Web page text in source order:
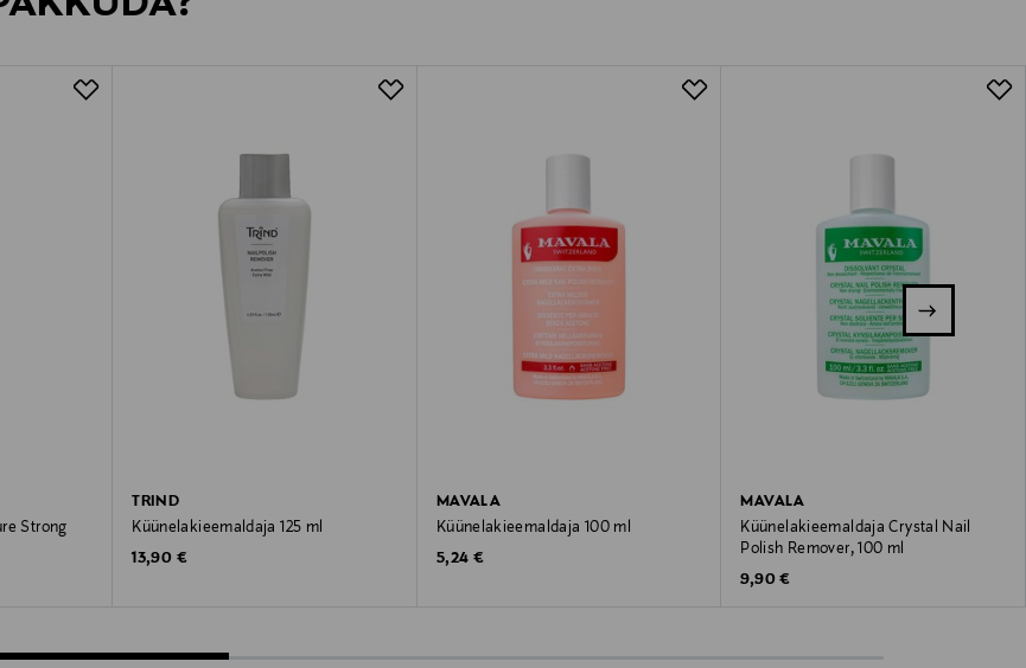
Strong
TRIND
Küünelakieemaldaja 125 ml
Original Price
13,90 €
MAVALA
Küünelakieemaldaja 100 ml
Original Price
5,24 €
MAVALA
Küünelakieemaldaja Crystal Nail
Polish Remover, 100 ml
Original Price
9,90 €